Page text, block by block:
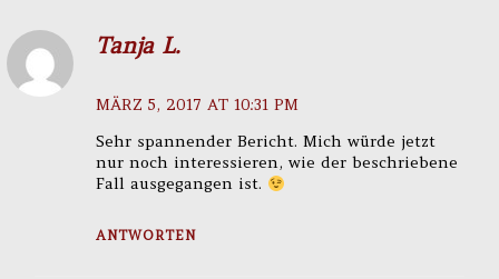
Tanja L.
MÄRZ 5, 2017 AT 10:31 PM
Sehr spannender Bericht. Mich würde jetzt
nur noch interessieren, wie der beschriebene
Fall ausgegangen ist.
ANTWORTEN